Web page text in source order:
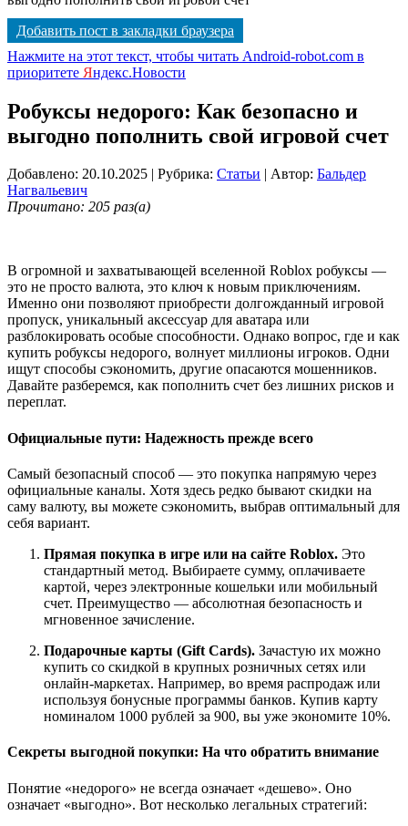
Добавить пост в закладки браузера
Нажмите на этот текст, чтобы читать Android-robot.com в
приоритете Яндекс.Новости
Робуксы недорого: Как безопасно и
выгодно пополнить свой игровой счет
Добавлено: 20.10.2025 | Рубрика: Статьи | Автор: Бальдер
Нагвальевич
Прочитано: 205 раз(а)
В огромной и захватывающей вселенной Roblox робуксы —
это не просто валюта, это ключ к новым приключениям.
Именно они позволяют приобрести долгожданный игровой
пропуск, уникальный аксессуар для аватара или
разблокировать особые способности. Однако вопрос, где и как
купить робуксы недорого, волнует миллионы игроков. Одни
ищут способы сэкономить, другие опасаются мошенников.
Давайте разберемся, как пополнить счет без лишних рисков и
переплат.
Официальные пути: Надежность прежде всего
Самый безопасный способ — это покупка напрямую через
официальные каналы. Хотя здесь редко бывают скидки на
саму валюту, вы можете сэкономить, выбрав оптимальный для
себя вариант.
Прямая покупка в игре или на сайте Roblox. Это
стандартный метод. Выбираете сумму, оплачиваете
картой, через электронные кошельки или мобильный
счет. Преимущество — абсолютная безопасность и
мгновенное зачисление.
Подарочные карты (Gift Cards). Зачастую их можно
купить со скидкой в крупных розничных сетях или
онлайн-маркетах. Например, во время распродаж или
используя бонусные программы банков. Купив карту
номиналом 1000 рублей за 900, вы уже экономите 10%.
Секреты выгодной покупки: На что обратить внимание
Понятие «недорого» не всегда означает «дешево». Оно
означает «выгодно». Вот несколько легальных стратегий: